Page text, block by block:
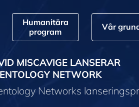
Humanitära
program
Vår
MISCAVIGE LANSERAR
NETWORK
Networks